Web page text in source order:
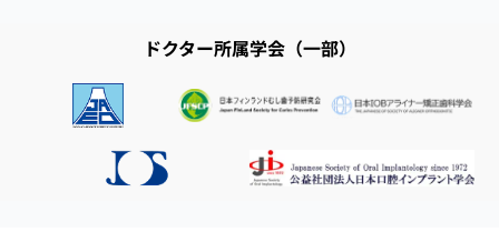
ドクター所属学会（一部）